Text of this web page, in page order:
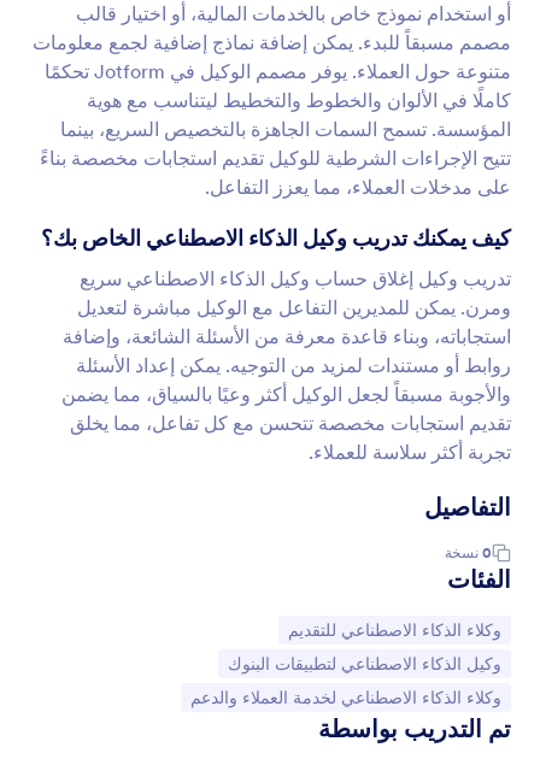
أو استخدام نموذج خاص بالخدمات المالية، أو اختيار قالب
مصمم مسبقاً للبدء. يمكن إضافة نماذج إضافية لجمع معلومات
متنوعة حول العملاء. يوفر مصمم الوكيل في Jotform تحكمًا
كاملًا في الألوان والخطوط والتخطيط ليتناسب مع هوية
المؤسسة. تسمح السمات الجاهزة بالتخصيص السريع، بينما
تتيح الإجراءات الشرطية للوكيل تقديم استجابات مخصصة بناءً
على مدخلات العملاء، مما يعزز التفاعل.
كيف يمكنك تدريب وكيل الذكاء الاصطناعي الخاص بك؟
تدريب وكيل إغلاق حساب وكيل الذكاء الاصطناعي سريع
ومرن. يمكن للمديرين التفاعل مع الوكيل مباشرة لتعديل
استجاباته، وبناء قاعدة معرفة من الأسئلة الشائعة، وإضافة
روابط أو مستندات لمزيد من التوجيه. يمكن إعداد الأسئلة
والأجوبة مسبقاً لجعل الوكيل أكثر وعيًا بالسياق، مما يضمن
تقديم استجابات مخصصة تتحسن مع كل تفاعل، مما يخلق
تجربة أكثر سلاسة للعملاء.
التفاصيل
0 نسخة
الفئات
انتقل إلى الفئة:
وكلاء الذكاء الاصطناعي للتقديم
انتقل إلى الفئة:
وكيل الذكاء الاصطناعي لتطبيقات البنوك
انتقل إلى الفئة:
وكلاء الذكاء الاصطناعي لخدمة العملاء والدعم
تم التدريب بواسطة